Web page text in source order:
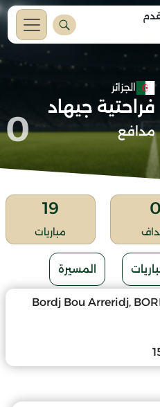
الجزائر
فراحتية جيهاد
مدافع 0
0
19
مباريات
المسيرة
Bordj Bou Arreridj,